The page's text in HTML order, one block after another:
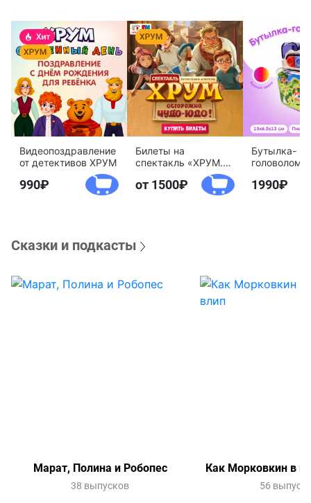
Видеопоздравление
от детективов ХРУМ
990
Билеты на
спектакль «ХРУМ.
Осторожно, Чудо-
Юдо!»
от 1500
Бутылка-
агентство
1990
Сказки и подкасты
Марат, Полина и Робопес
38 выпусков
Как Морковкин в
56